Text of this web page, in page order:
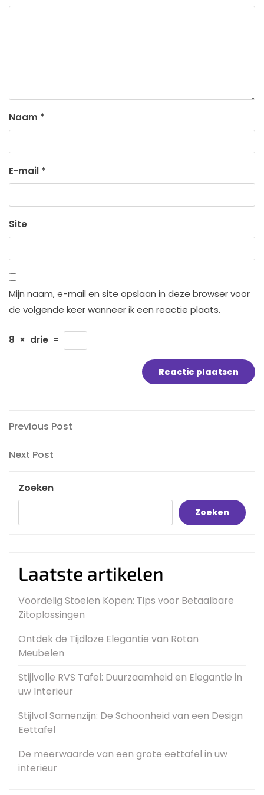
Naam *
E-mail *
Site
Mijn naam, e-mail en site opslaan in deze browser voor
de volgende keer wanneer ik een reactie plaats.
8 × drie =
Bericht
navigatie
Previous
Previous Post
Next
Next Post
Zoeken
Zoeken
Laatste artikelen
Voordelig Stoelen Kopen: Tips voor Betaalbare
Zitoplossingen
Ontdek de Tijdloze Elegantie van Rotan
Meubelen
Stijlvolle RVS Tafel: Duurzaamheid en Elegantie in
uw Interieur
Stijlvol Samenzijn: De Schoonheid van een Design
Eettafel
De meerwaarde van een grote eettafel in uw
interieur